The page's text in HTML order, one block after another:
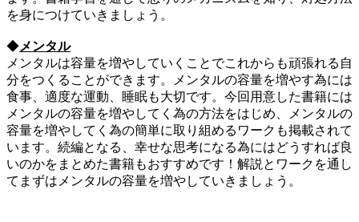
を身につけていきましょう。
◆メンタル
メンタルは容量を増やしていくことでこれからも頑張れる自
分をつくることができます。メンタルの容量を増やす為には
食事、適度な運動、睡眠も大切です。今回用意した書籍には
メンタルの容量を増やしてく為の方法をはじめ、メンタルの
容量を増やしてく為の簡単に取り組めるワークも掲載されて
います。続編となる、幸せな思考になる為にはどうすれば良
いのかをまとめた書籍もおすすめです！解説とワークを通し
てまずはメンタルの容量を増やしていきましょう。